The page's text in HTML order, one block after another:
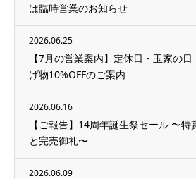
は臨時営業のお知らせ
2026.06.25
【7月の営業案内】定休日・玉家の
げ物10%OFFのご案内
2026.06.16
【ご報告】14周年誕生祭セール 〜
と完売御礼〜
2026.06.09